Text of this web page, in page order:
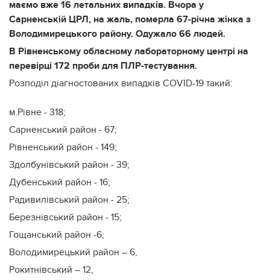
маємо вже 16 летальних випадків. Вчора у
Сарненській ЦРЛ, на жаль, померла 67-річна жінка з
Володимирецького району. Одужало 66 людей.
В Рівненському обласному лабораторному центрі на
перевірці 172 проби для ПЛР-тестування.
Розподіл діагностованих випадків COVID-19 такий:
м.Рівне - 318;
Сарненський район - 67;
Рівненський район - 149;
Здолбунівський район - 39;
Дубенський район - 16;
Радивилівський район - 25;
Березнівський район - 15;
Гощанський район -6;
Володимирецький район – 6,
Рокитнівський – 12,